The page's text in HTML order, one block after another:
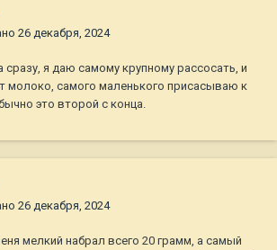
26 декабря, 2024
я даю самому крупному рассосать, и
молоко, самого маленького присасываю к
это второй с конца.
26 декабря, 2024
мелкий набрал всего 20 грамм, а самый